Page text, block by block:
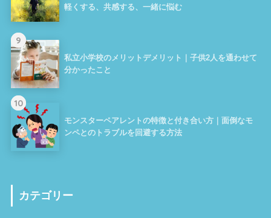
軽くする、共感する、一緒に悩む
9
私立小学校のメリットデメリット｜子供2人を通わせて
分かったこと
10
モンスターペアレントの特徴と付き合い方｜面倒なモ
ンペとのトラブルを回避する方法
カテゴリー